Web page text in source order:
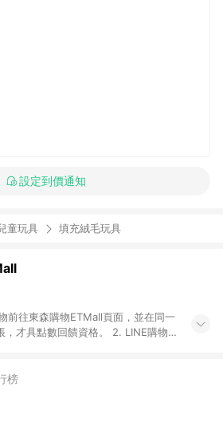
設定到價通知
童玩具 填充絨毛玩具
前往東森購物ETMall頁面，並在同一
才具點數回饋資格。 2. LINE購物
3. 如購買以下類別商品，將無法獲
草莓網」全館商品。 4. 如取消訂
榜